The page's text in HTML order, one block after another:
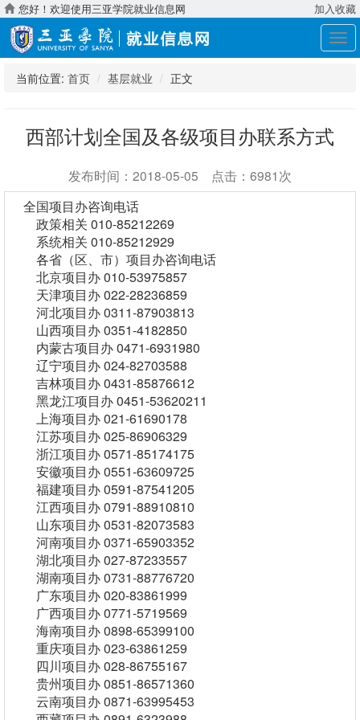
您好！欢迎使用三亚学院就业信息网 加入收藏
展
开
当前位置: 首页 基层就业 正文
西部计划全国及各级项目办联系方式
发布时间：2018-05-05 点击：6981次
全国项目办咨询电话
政策相关 010-85212269
系统相关 010-85212929
各省（区、市）项目办咨询电话
北京项目办 010-53975857
天津项目办 022-28236859
河北项目办 0311-87903813
山西项目办 0351-4182850
内蒙古项目办 0471-6931980
辽宁项目办 024-82703588
吉林项目办 0431-85876612
黑龙江项目办 0451-53620211
上海项目办 021-61690178
江苏项目办 025-86906329
浙江项目办 0571-85174175
安徽项目办 0551-63609725
福建项目办 0591-87541205
江西项目办 0791-88910810
山东项目办 0531-82073583
河南项目办 0371-65903352
湖北项目办 027-87233557
湖南项目办 0731-88776720
广东项目办 020-83861999
广西项目办 0771-5719569
海南项目办 0898-65399100
重庆项目办 023-63861259
四川项目办 028-86755167
贵州项目办 0851-86571360
云南项目办 0871-63995453